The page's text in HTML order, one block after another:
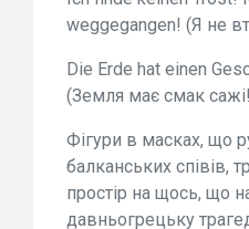
weggegangen! (Я не
Die Erde hat einen
(Земля має смак
Фігури в масках, що
балканських співів,
простір на щось, що
давньогрецьку